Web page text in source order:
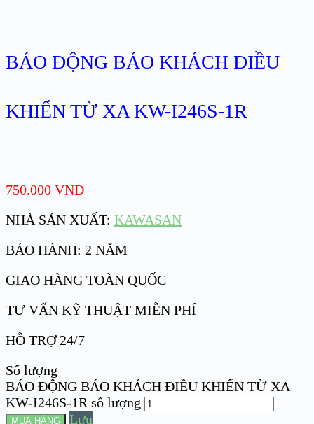
BÁO ĐỘNG BÁO KHÁCH ĐIỀU
KHIỂN TỪ XA KW-I246S-1R
750.000 VNĐ
NHÀ SẢN XUẤT: KAWASAN
BẢO HÀNH: 2 NĂM
GIAO HÀNG TOÀN QUỐC
TƯ VẤN KỸ THUẬT MIỄN PHÍ
HỖ TRỢ 24/7
Số lượng
BÁO ĐỘNG BÁO KHÁCH ĐIỀU KHIỂN TỪ XA
KW-I246S-1R số lượng
MUA HÀNG
Lưu